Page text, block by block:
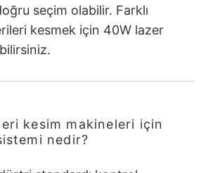
seçim olabilir. Farklı
kesmek için 40W lazer
kesim makineleri için
nedir?